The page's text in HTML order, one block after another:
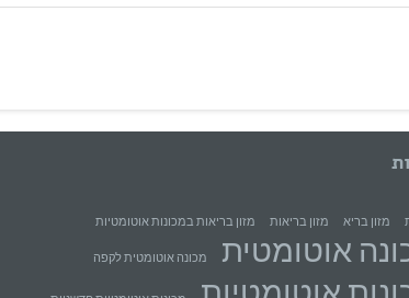
מזון בריא מזון בריאות מזון בריאות במכונות אוטומטיות
אוטומטית מכונה אוטומטית לקפה